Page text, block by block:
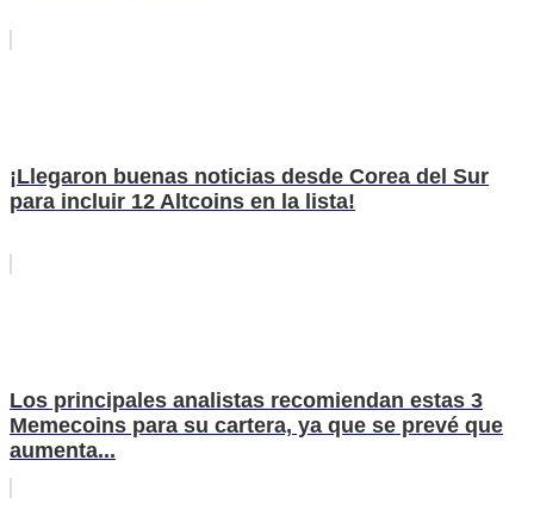
¡Llegaron buenas noticias desde Corea del Sur
para incluir 12 Altcoins en la lista!
Los principales analistas recomiendan estas 3
Memecoins para su cartera, ya que se prevé que
aumenta...